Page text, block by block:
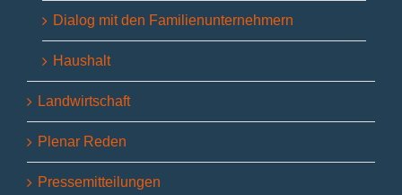
Dialog mit den Familienunternehmern
Haushalt
Landwirtschaft
Plenar Reden
Pressemitteilungen